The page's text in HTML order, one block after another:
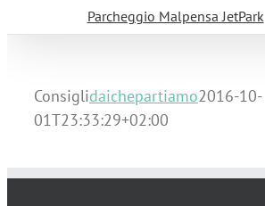
Parcheggio Malpensa JetPark
Consiglidaichepartiamo2016-10-
01T23:33:29+02:00